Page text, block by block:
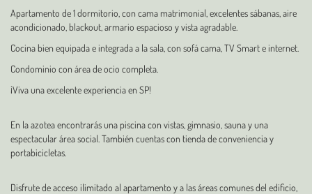
Apartamento de 1 dormitorio, con cama matrimonial, excelentes sábanas, aire
acondicionado, blackout, armario espacioso y vista agradable.
Cocina bien equipada e integrada a la sala, con sofá cama, TV Smart e internet.
Condominio con área de ocio completa.
¡Viva una excelente experiencia en SP!
En la azotea encontrarás una piscina con vistas, gimnasio, sauna y una
espectacular área social. También cuentas con tienda de conveniencia y
portabicicletas.
Disfrute de acceso ilimitado al apartamento y a las áreas comunes del edificio,